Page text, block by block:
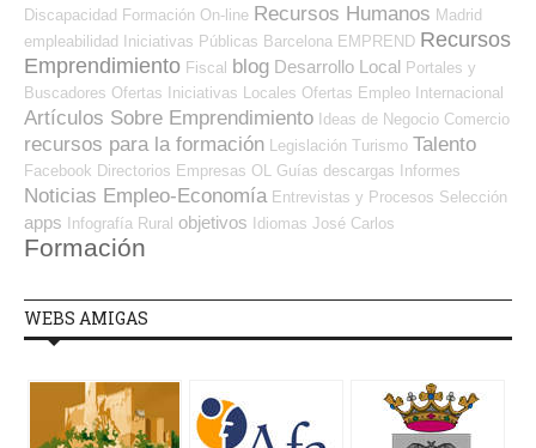
Discapacidad Formación On-line Recursos Humanos Madrid
empleabilidad Iniciativas Públicas Barcelona EMPREND Recursos
Emprendimiento Fiscal blog Desarrollo Local Portales y
Buscadores Ofertas Iniciativas Locales Ofertas Empleo Internacional
Artículos Sobre Emprendimiento Ideas de Negocio Comercio
recursos para la formación Legislación Turismo Talento
Facebook Directorios Empresas OL Guías descargas Informes
Noticias Empleo-Economía Entrevistas y Procesos Selección
apps Infografía Rural objetivos Idiomas José Carlos
Formación
WEBS AMIGAS